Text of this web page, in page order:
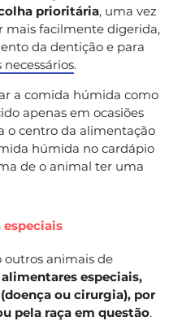
prioritária, uma vez
mais facilmente digerida,
da dentição e para
.
a comida húmida como
apenas em ocasiões
o centro da alimentação
húmida no cardápio
de o animal ter uma
especiais
outros animais de
especiais,
ou cirurgia), por
pela raça em questão.